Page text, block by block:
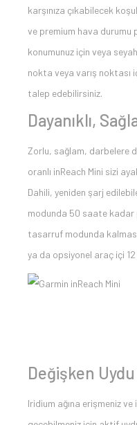
karşınıza çıkabilecek
ve premium hava durumu
konumunuz için veya
nokta veya varış noktası
talep edebilirsiniz.
Dayanıklı,
Zorlu, sağlam, darbelere
oranlı inReach Mini sizi
Dahili, yeniden şarj
modunda 50 saate kadar
tasarruf modunda
ya da opsiyonel araç içi
Değişken Uydu
Iridium ağına erişmeniz